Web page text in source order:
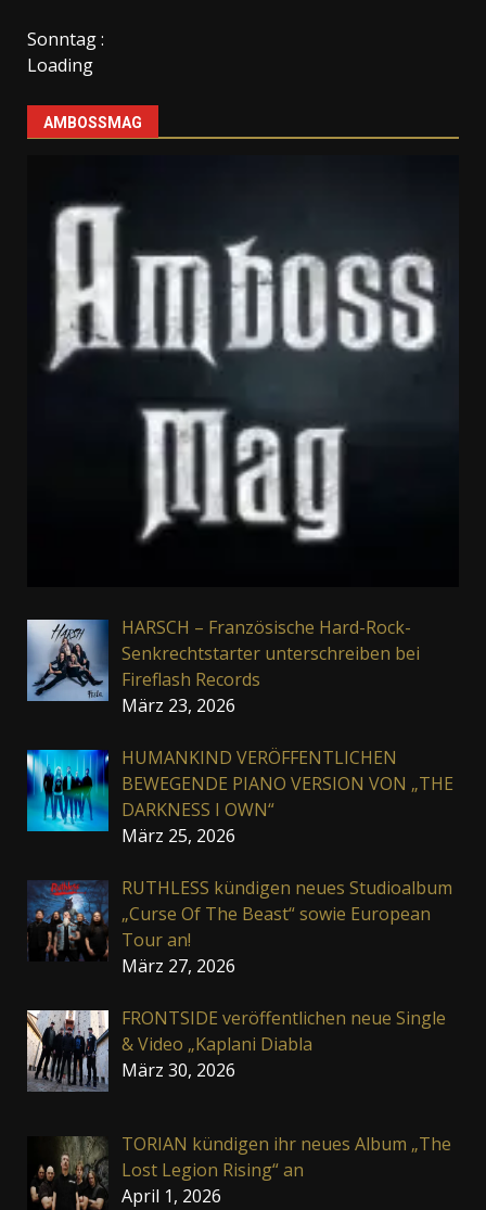
Sonntag :
Loading
AMBOSSMAG
HARSCH – Französische Hard-Rock-
Senkrechtstarter unterschreiben bei
Fireflash Records
März 23, 2026
HUMANKIND VERÖFFENTLICHEN
BEWEGENDE PIANO VERSION VON „THE
DARKNESS I OWN“
März 25, 2026
RUTHLESS kündigen neues Studioalbum
„Curse Of The Beast“ sowie European
Tour an!
März 27, 2026
FRONTSIDE veröffentlichen neue Single
& Video „Kaplani Diabla
März 30, 2026
TORIAN kündigen ihr neues Album „The
Lost Legion Rising“ an
April 1, 2026